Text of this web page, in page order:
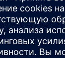
Service
Услуги по
обслуживанию